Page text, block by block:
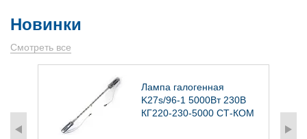
Новинки
Смотреть все
Лампа галогенная
K27s/96-1 5000Вт 230В
КГ220-230-5000 СТ-КОМ